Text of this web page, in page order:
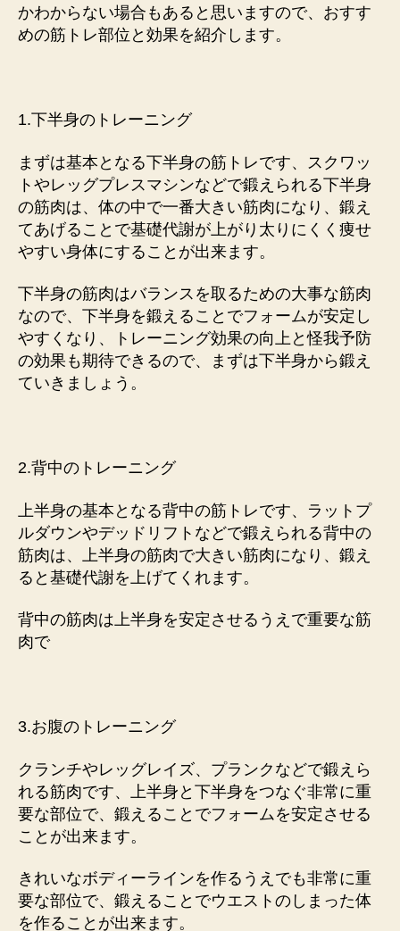
かわからない場合もあると思いますので、おすす
めの筋トレ部位と効果を紹介します。
1.下半身のトレーニング
まずは基本となる下半身の筋トレです、スクワッ
トやレッグプレスマシンなどで鍛えられる下半身
の筋肉は、体の中で一番大きい筋肉になり、鍛え
てあげることで基礎代謝が上がり太りにくく痩せ
やすい身体にすることが出来ます。
下半身の筋肉はバランスを取るための大事な筋肉
なので、下半身を鍛えることでフォームが安定し
やすくなり、トレーニング効果の向上と怪我予防
の効果も期待できるので、まずは下半身から鍛え
ていきましょう。
2.背中のトレーニング
上半身の基本となる背中の筋トレです、ラットプ
ルダウンやデッドリフトなどで鍛えられる背中の
筋肉は、上半身の筋肉で大きい筋肉になり、鍛え
ると基礎代謝を上げてくれます。
背中の筋肉は上半身を安定させるうえで重要な筋
肉で
3.お腹のトレーニング
クランチやレッグレイズ、プランクなどで鍛えら
れる筋肉です、上半身と下半身をつなぐ非常に重
要な部位で、鍛えることでフォームを安定させる
ことが出来ます。
きれいなボディーラインを作るうえでも非常に重
要な部位で、鍛えることでウエストのしまった体
を作ることが出来ます。